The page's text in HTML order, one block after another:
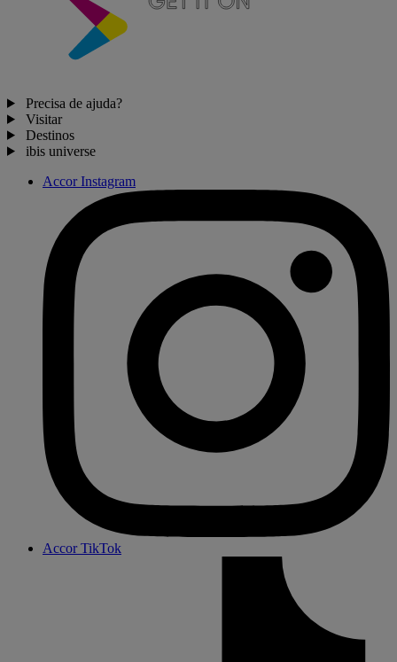
Precisa de ajuda?
Visitar
Destinos
ibis universe
Accor Instagram
Accor TikTok